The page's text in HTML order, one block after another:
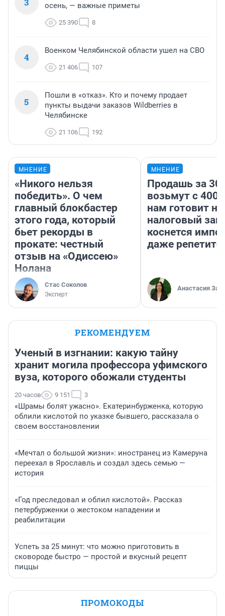
осень, — важные приметы
25 390 8
4
Военком Челябинской области ушел на СВО
21 406 107
5
Пошли в «отказ». Кто и почему продает
пункты выдачи заказов Wildberries в
Челябинске
21 106 192
МНЕНИЕ
«Никого нельзя
победить». О чем
главный блокбастер
этого года, который
бьет рекорды в
прокате: честный
отзыв на «Одиссею»
Нолана
Стас Соколов
Эксперт
МНЕНИЕ
Продашь за
возьмут с
нам готовит
налоговый
коснется
даже
Анастасия
РЕКОМЕНДУЕМ
Ученый в изгнании: какую тайну
хранит могила профессора уфимского
вуза, которого обожали студенты
20 часов 9 151 3
«Шрамы болят ужасно». Екатеринбурженка, которую
облили кислотой по указке бывшего, рассказала о
своем восстановлении
«Мечтал о большой жизни»: иностранец из Камеруна
переехал в Ярославль и создал здесь семью —
история
«Год преследовал и облил кислотой». Рассказ
петербурженки о жестоком нападении и
реабилитации
Успеть за 25 минут: что можно приготовить в
сковороде быстро — простой и вкусный рецепт
пиццы
ПРОМОКОДЫ